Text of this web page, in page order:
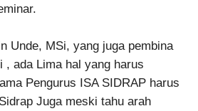
Unde, MSi, yang juga pembina
, ada Lima hal yang harus
Pengurus ISA SIDRAP harus
Juga meski tahu arah